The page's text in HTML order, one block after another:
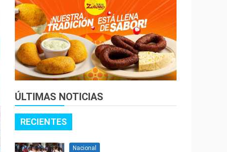
ÚLTIMAS NOTICIAS
RECIENTES
Nacional